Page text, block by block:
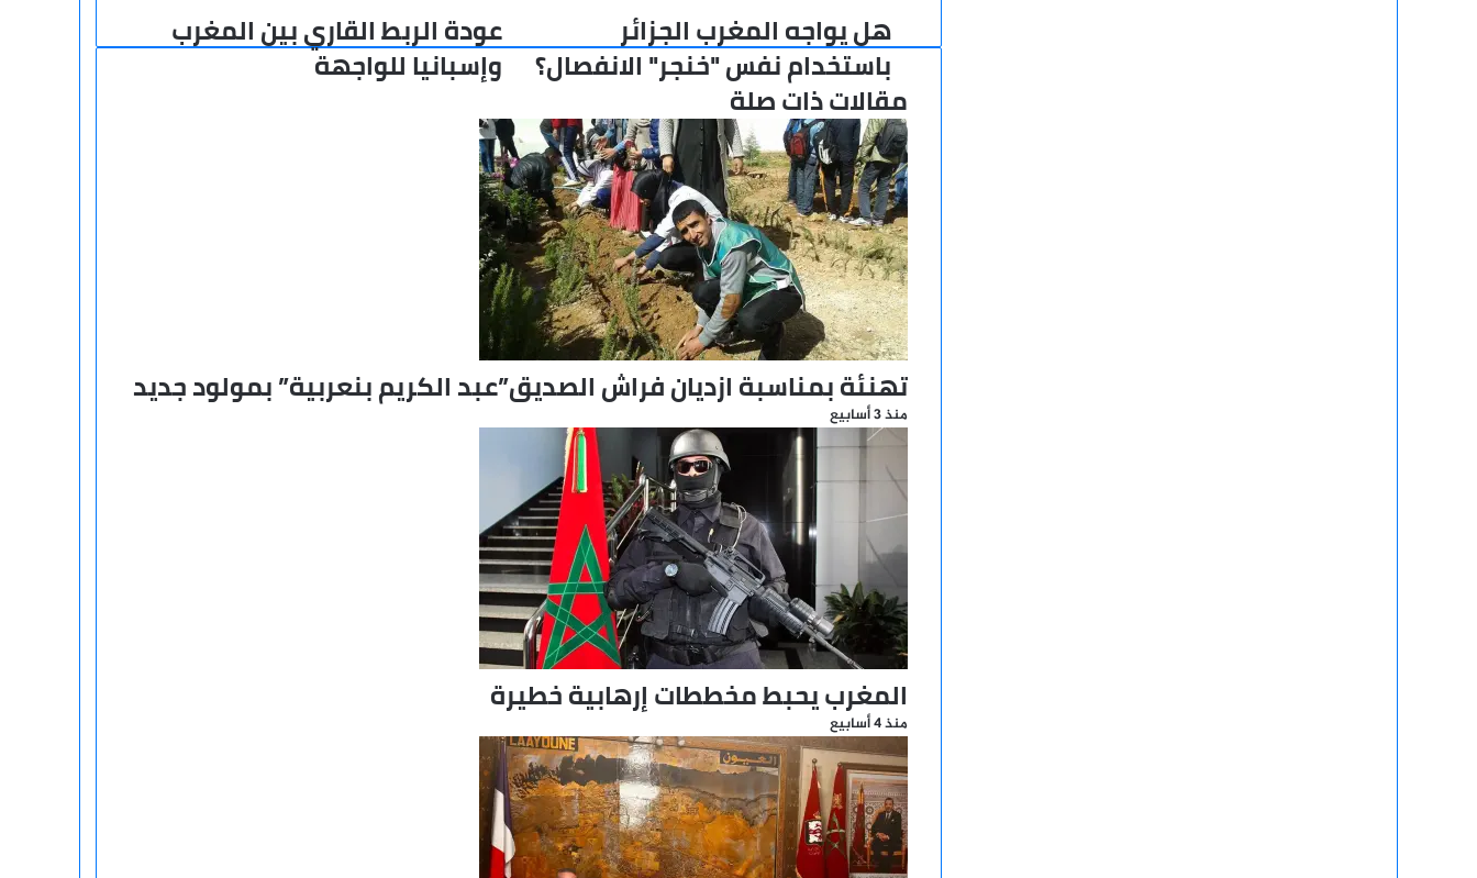
عودة
الربط
القاري
المغرب
وإسبانيا
للواجهة
عودة الربط القاري بين المغرب
وإسبانيا للواجهة
هل
يواجه
المغرب
الجزائر
باستخدام
نفس
"خنجر"
الانفصال؟
هل يواجه المغرب الجزائر
باستخدام نفس "خنجر" الانفصال؟
مقالات ذات صلة
تهنئة بمناسبة ازديان فراش الصديق”عبد الكريم بنعربية” بمولود جديد
منذ 3 أسابيع
المغرب يحبط مخططات إرهابية خطيرة
منذ 4 أسابيع